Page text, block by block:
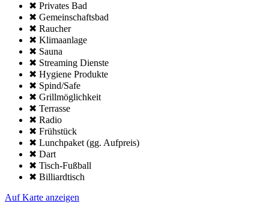
✖ Privates Bad
✖ Gemeinschafts­bad
✖ Raucher
✖ Klima­anlage
✖ Sauna
✖ Streaming Dienste
✖ Hygiene Produkte
✖ Spind/Safe
✖ Grillmöglich­keit
✖ Terrasse
✖ Radio
✖ Frühstück
✖ Lunchpaket (gg. Aufpreis)
✖ Dart
✖ Tisch-Fußball
✖ Billiardtisch
Auf Karte anzeigen